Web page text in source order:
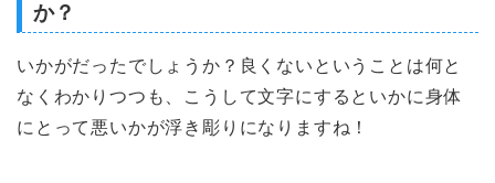
か？
いかがだったでしょうか？良くないということは何と
なくわかりつつも、こうして文字にするといかに身体
にとって悪いかが浮き彫りになりますね！